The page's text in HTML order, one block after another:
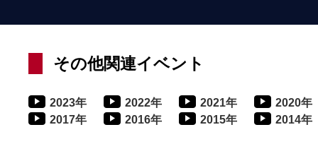
その他関連イベント
2023年 2022年 2021年
2020年
2017年
2016年 2015年 2014年